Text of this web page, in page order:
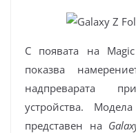
С появата на
показва
надпреварата
устройства.
представен на